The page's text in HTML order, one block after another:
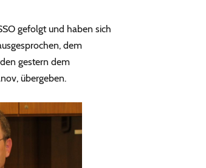
gefolgt und haben sich
dem
gestern dem
übergeben.